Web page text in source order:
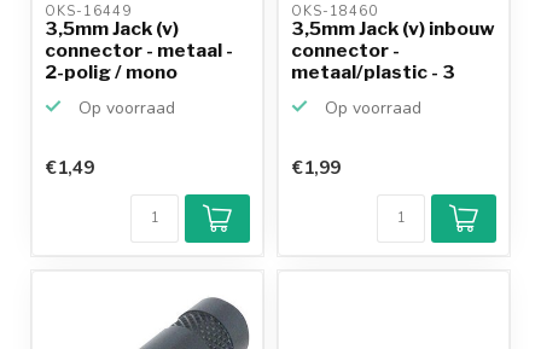
OKS-16449
3,5mm Jack (v)
connector - metaal -
2-polig / mono
Op voorraad
€1,49
OKS-18460
3,5mm Jack (v) inbouw
connector -
metaal/plastic - 3
Op voorraad
€1,99